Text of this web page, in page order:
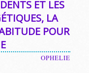
ET LES
LA
POUR
OPHELIE